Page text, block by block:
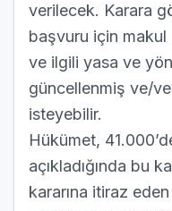
verilecek. Karara
başvuru için makul
ve ilgili yasa ve
güncellenmiş ve/
isteyebilir.
Hükümet,
açıkladığında bu
kararına itiraz